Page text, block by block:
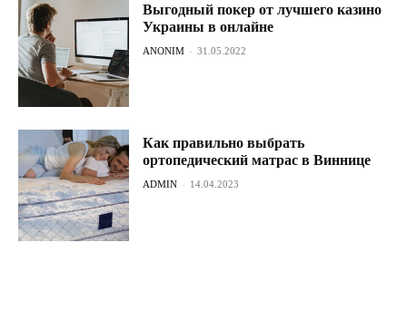
Выгодный покер от лучшего казино
Украины в онлайне
ANONIM - 31.05.2022
Как правильно выбрать
ортопедический матрас в Виннице
ADMIN - 14.04.2023